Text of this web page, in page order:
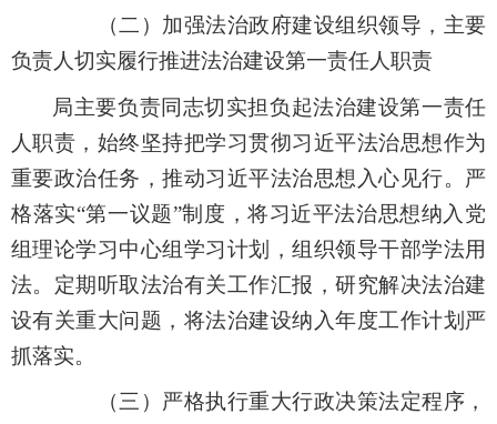
（二）加强法治政府建设组织领导，主要
负责人切实履行推进法治建设第一责任人职责
局主要负责同志切实担负起法治建设第一责任
人职责， 始终坚持把学习贯彻习近平法治思想作为
重要政治任务，推动习近平法治思想入心见行。严
格落实“第一议题”制度，将习近平法治思想纳入党
组理论学习中心组学习计划，组织领导干部学法用
法。 定期听取法治有关工作汇报，研究解决法治建
设有关重大问题，将法治建设纳入年度工作计划严
抓落实。
（三）严格执行重大行政决策法定程序，